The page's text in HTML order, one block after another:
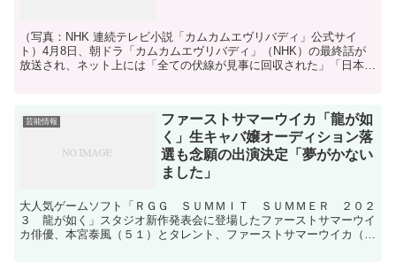
（写真：NHK 連続テレビ小説「カムカムエヴリバディ」公式サイ
ト）4月8日、朝ドラ「カムカムエヴリバディ」（NHK）の最終話が
放送され、ネット上には「全ての伏線が見事に回収された」「日本の
芸能情報
ファーストサマーウイカ「龍が如
く」生キャバ嬢オーディション落
選も念願の出演決定「夢がかない
ました」
大人気ゲームソフト「ＲＧＧ ＳＵＭＭＩＴ ＳＵＭＭＥＲ ２０２
３ 龍が如く」スタジオ新作発表会に登場したファーストサマーウイ
カ俳優、本宮泰風（５１）とタレント、ファーストサマーウイカ（３